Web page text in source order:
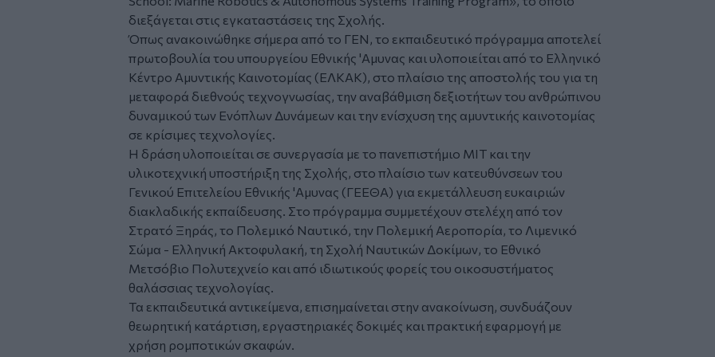
διεξάγεται στις εγκαταστάσεις της Σχολής.
Όπως ανακοινώθηκε σήμερα από το ΓΕΝ, το εκπαιδευτικό πρόγραμμα αποτελεί
πρωτοβουλία του υπουργείου Εθνικής 'Αμυνας και υλοποιείται από το Ελληνικό
Κέντρο Αμυντικής Καινοτομίας (ΕΛΚΑΚ), στο πλαίσιο της αποστολής του για τη
μεταφορά διεθνούς τεχνογνωσίας, την αναβάθμιση δεξιοτήτων του ανθρώπινου
δυναμικού των Ενόπλων Δυνάμεων και την ενίσχυση της αμυντικής καινοτομίας
σε κρίσιμες τεχνολογίες.
Η δράση υλοποιείται σε συνεργασία με το πανεπιστήμιο MIT και την
υλικοτεχνική υποστήριξη της Σχολής, στο πλαίσιο των κατευθύνσεων του
Γενικού Επιτελείου Εθνικής 'Αμυνας (ΓΕΕΘΑ) για εκμετάλλευση ευκαιριών
διακλαδικής εκπαίδευσης. Στο πρόγραμμα συμμετέχουν στελέχη από τον
Στρατό Ξηράς, το Πολεμικό Ναυτικό, την Πολεμική Αεροπορία, το Λιμενικό
Σώμα - Ελληνική Ακτοφυλακή, τη Σχολή Ναυτικών Δοκίμων, το Εθνικό
Μετσόβιο Πολυτεχνείο και από ιδιωτικούς φορείς του οικοσυστήματος
θαλάσσιας τεχνολογίας.
Τα εκπαιδευτικά αντικείμενα, επισημαίνεται στην ανακοίνωση, συνδυάζουν
θεωρητική κατάρτιση, εργαστηριακές δοκιμές και πρακτική εφαρμογή με
χρήση ρομποτικών σκαφών.